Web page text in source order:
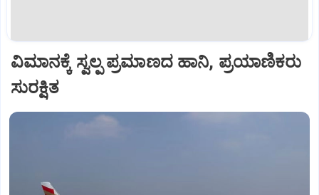
ವಿಮಾನಕ್ಕೆ ಸ್ವಲ್ಪ ಪ್ರಮಾಣದ ಹಾನಿ, ಪ್ರಯಾಣಿಕರು
ಸುರಕ್ಷಿತ